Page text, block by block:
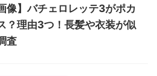
像】バチェロレッテ3がポカ
？理由3つ！長髪や衣装が似
査